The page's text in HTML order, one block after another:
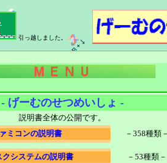
引っ越しました。
- げーむのせつめいしょ -
説明書全体の公開です。
ミコンの説明書
－358種類
クシステムの説明書 －53種類－